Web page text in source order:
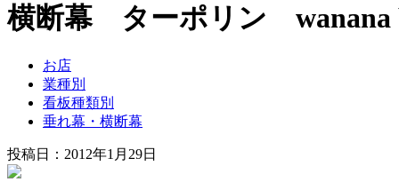
横断幕 ターポリン wanana
お店
業種別
看板種類別
垂れ幕・横断幕
投稿日：2012年1月29日